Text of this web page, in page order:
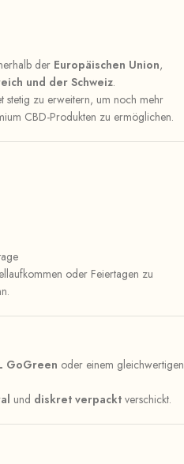
der Europäischen Union,
und der Schweiz.
stetig zu erweitern, um noch mehr
CBD-Produkten zu ermöglichen.
oder Feiertagen zu
GoGreen oder einem gleichwertigen
und diskret verpackt verschickt.